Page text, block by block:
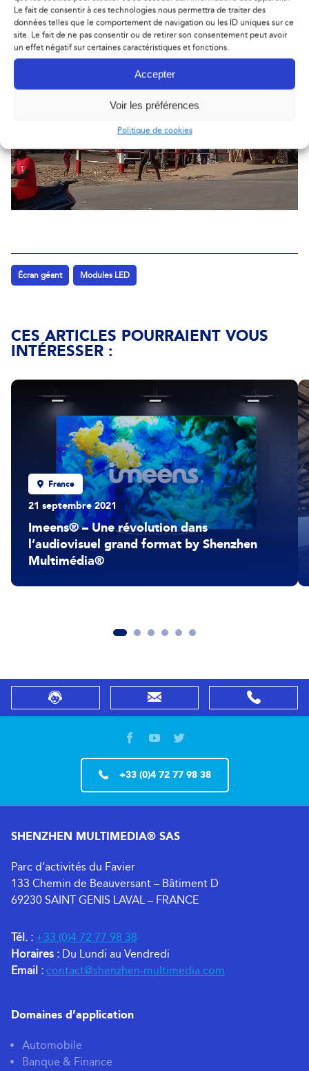
Le fait de consentir à ces technologies nous permettra de traiter des
données telles que le comportement de navigation ou les ID uniques sur ce
site. Le fait de ne pas consentir ou de retirer son consentement peut avoir
un effet négatif sur certaines caractéristiques et fonctions.
Accepter
Voir les préférences
Politique de cookies
Écran géant Modules LED
CES ARTICLES POURRAIENT VOUS
INTÉRESSER :
France
21 septembre 2021
Imeens® – Une révolution dans
l’audiovisuel grand format by Shenzhen
Multimédia®
+33 (0)4 72 77 98 38
SHENZHEN MULTIMEDIA® SAS
Parc d’activités du Favier
133 Chemin de Beauversant – Bâtiment D
69230 SAINT GENIS LAVAL – FRANCE
Tél. : +33 (0)4 72 77 98 38
Horaires : Du Lundi au Vendredi
Email : contact@shenzhen-multimedia.com
Domaines d’application
Automobile
Banque & Finance